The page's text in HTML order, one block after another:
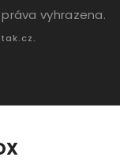
vyhrazena.